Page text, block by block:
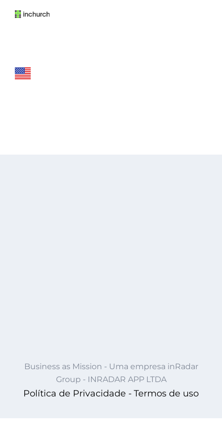
Business as Mission - Uma empresa inRadar
Group - INRADAR APP LTDA
Política de Privacidade - Termos de uso